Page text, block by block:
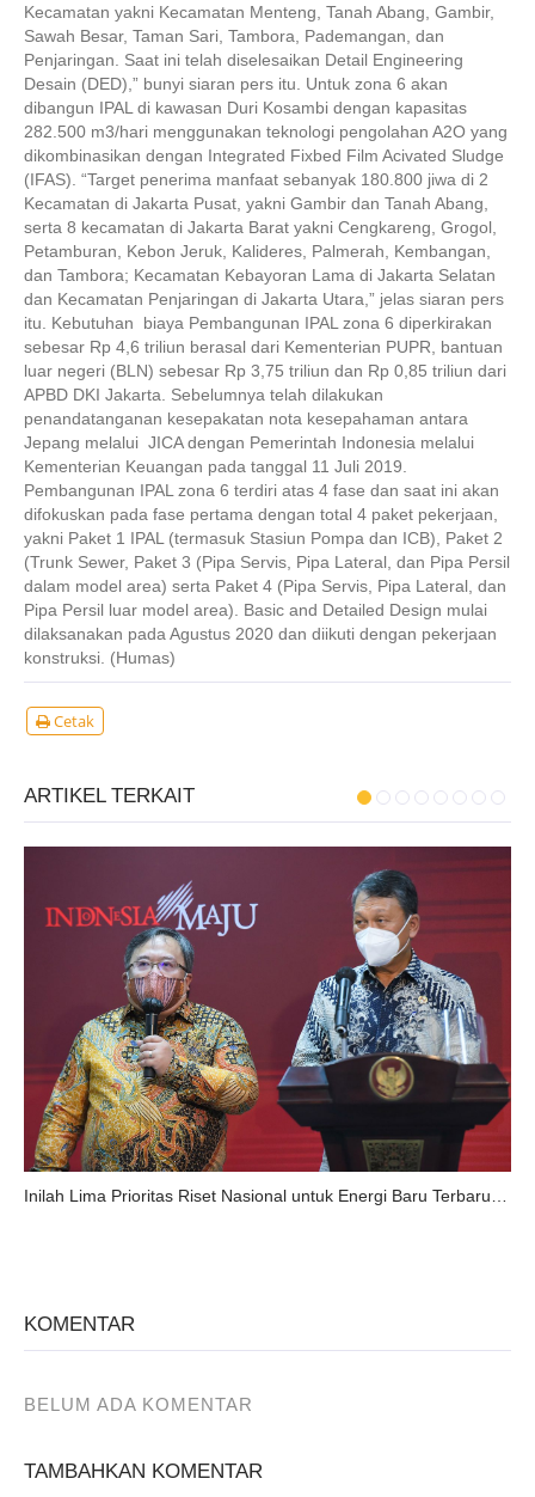
Kecamatan yakni Kecamatan Menteng, Tanah Abang, Gambir,
Sawah Besar, Taman Sari, Tambora, Pademangan, dan
Penjaringan. Saat ini telah diselesaikan Detail Engineering
Desain (DED),” bunyi siaran pers itu. Untuk zona 6 akan
dibangun IPAL di kawasan Duri Kosambi dengan kapasitas
282.500 m3/hari menggunakan teknologi pengolahan A2O yang
dikombinasikan dengan Integrated Fixbed Film Acivated Sludge
(IFAS). “Target penerima manfaat sebanyak 180.800 jiwa di 2
Kecamatan di Jakarta Pusat, yakni Gambir dan Tanah Abang,
serta 8 kecamatan di Jakarta Barat yakni Cengkareng, Grogol,
Petamburan, Kebon Jeruk, Kalideres, Palmerah, Kembangan,
dan Tambora; Kecamatan Kebayoran Lama di Jakarta Selatan
dan Kecamatan Penjaringan di Jakarta Utara,” jelas siaran pers
itu. Kebutuhan biaya Pembangunan IPAL zona 6 diperkirakan
sebesar Rp 4,6 triliun berasal dari Kementerian PUPR, bantuan
luar negeri (BLN) sebesar Rp 3,75 triliun dan Rp 0,85 triliun dari
APBD DKI Jakarta. Sebelumnya telah dilakukan
penandatanganan kesepakatan nota kesepahaman antara
Jepang melalui JICA dengan Pemerintah Indonesia melalui
Kementerian Keuangan pada tanggal 11 Juli 2019.
Pembangunan IPAL zona 6 terdiri atas 4 fase dan saat ini akan
difokuskan pada fase pertama dengan total 4 paket pekerjaan,
yakni Paket 1 IPAL (termasuk Stasiun Pompa dan ICB), Paket 2
(Trunk Sewer, Paket 3 (Pipa Servis, Pipa Lateral, dan Pipa Persil
dalam model area) serta Paket 4 (Pipa Servis, Pipa Lateral, dan
Pipa Persil luar model area). Basic and Detailed Design mulai
dilaksanakan pada Agustus 2020 dan diikuti dengan pekerjaan
konstruksi. (Humas)
Cetak
ARTIKEL TERKAIT
KOMENTAR
BELUM ADA KOMENTAR
TAMBAHKAN KOMENTAR